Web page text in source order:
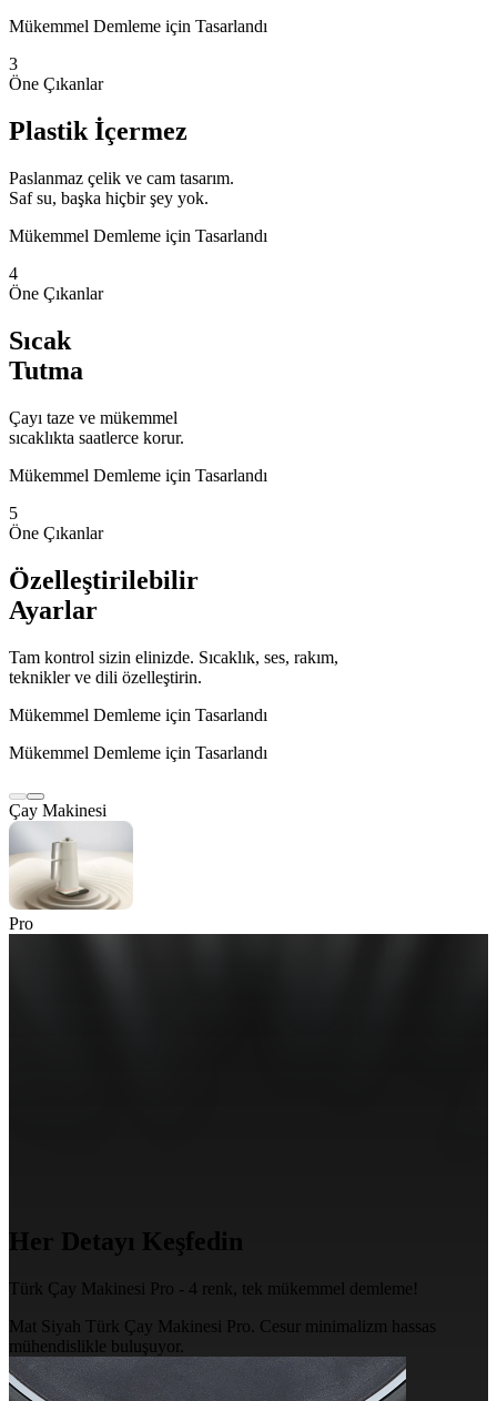
Mükemmel Demleme için Tasarlandı
3
Öne Çıkanlar
Plastik İçermez
Paslanmaz çelik ve cam tasarım.
Saf su, başka hiçbir şey yok.
Mükemmel Demleme için Tasarlandı
4
Öne Çıkanlar
Sıcak
Tutma
Çayı taze ve mükemmel
sıcaklıkta saatlerce korur.
Mükemmel Demleme için Tasarlandı
5
Öne Çıkanlar
Özelleştirilebilir
Ayarlar
Tam kontrol sizin elinizde. Sıcaklık, ses, rakım,
teknikler ve dili özelleştirin.
Mükemmel Demleme için Tasarlandı
Mükemmel Demleme için Tasarlandı
Çay Makinesi
Pro
Her Detayı Keşfedin
Türk Çay Makinesi Pro - 4 renk, tek mükemmel demleme!
Mat Siyah Türk Çay Makinesi Pro. Cesur minimalizm hassas
mühendislikle buluşuyor.